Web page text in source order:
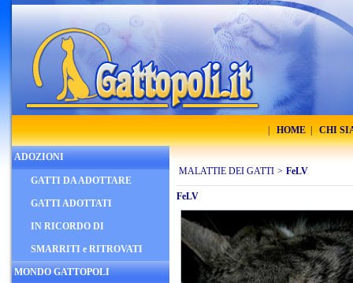
HOME CHI
ADOZIONI
GATTI DA ADOTTARE
GATTI ADOTTATI
IN RICORDO DI
SMARRITI e RITROVATI
MONDO GATTOPOLI
MALATTIE DEI GATTI > FeLV
FeLV